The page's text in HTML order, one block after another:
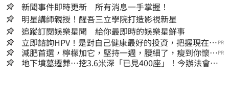
新聞事件即時更新 所有消息一手掌握！
明星講師親授！醒吾三立學院打造影視新星
追蹤訂閱娛樂星聞 給你最即時的娛樂星鮮事
立即諮詢HPV！是對自己健康最好的投資，把握現在不
嫌晚！
PR
減肥首選，檸檬加它，堅持一週，腰細了，瘦到你懷疑
人生
PR
地下墳墓遷葬…挖3.6米深「已見400座」！今辦法會安